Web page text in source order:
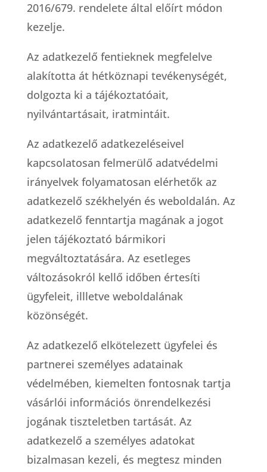
2016/679. rendelete által előírt módon
kezelje.
Az adatkezelő fentieknek megfelelve
alakította át hétköznapi tevékenységét,
dolgozta ki a tájékoztatóait,
nyilvántartásait, iratmintáit.
Az adatkezelő adatkezeléseivel
kapcsolatosan felmerülő adatvédelmi
irányelvek folyamatosan elérhetők az
adatkezelő székhelyén és weboldalán. Az
adatkezelő fenntartja magának a jogot
jelen tájékoztató bármikori
megváltoztatására. Az esetleges
változásokról kellő időben értesíti
ügyfeleit, illletve weboldalának
közönségét.
Az adatkezelő elkötelezett ügyfelei és
partnerei személyes adatainak
védelmében, kiemelten fontosnak tartja
vásárlói információs önrendelkezési
jogának tiszteletben tartását. Az
adatkezelő a személyes adatokat
bizalmasan kezeli, és megtesz minden